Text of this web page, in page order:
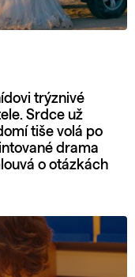
trýznivé
Srdce už
tiše volá po
drama
o otázkách